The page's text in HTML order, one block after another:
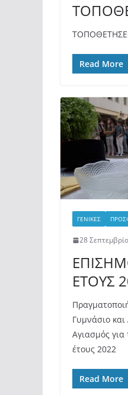
Read More
ΓΕΝΙΚΕΣ
28
ΕΤΟΥΣ
Γυμνάσιο
Αγιασμός
έτους 2022
Read More